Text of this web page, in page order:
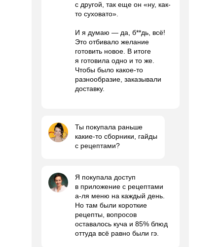
с другой, так еще он «ну, как-
то суховато».
И я думаю — да, б**дь, всё!
Это отбивало желание
готовить новое. В итоге
я готовила одно и то же.
Чтобы было какое-то
разнообразие, заказывали
доставку.
Ты покупала раньше
какие-то сборники, гайды
с рецептами?
Я покупала доступ
в приложение с рецептами
а-ля меню на каждый день.
Но там были короткие
рецепты, вопросов
оставалось куча и 85% блюд
оттуда всё равно были гэ.